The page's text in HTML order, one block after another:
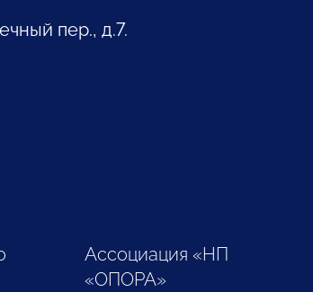
пер., д.7.
Ассоциация «НП
«ОПОРА»